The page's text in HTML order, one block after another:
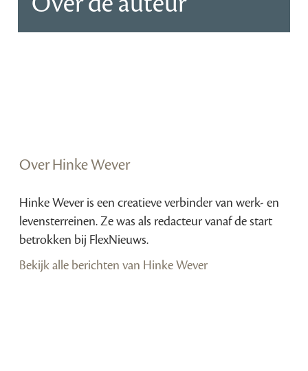
Over Hinke Wever
Hinke Wever is een creatieve verbinder van werk- en
levensterreinen. Ze was als redacteur vanaf de start
betrokken bij FlexNieuws.
Bekijk alle berichten van Hinke Wever